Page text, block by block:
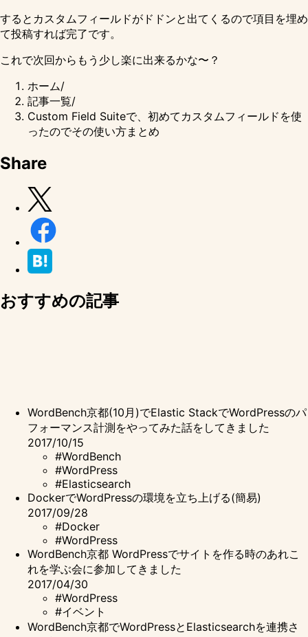
するとカスタムフィールドがドドンと出てくるので項目を埋め
て投稿すれば完了です。
これで次回からもう少し楽に出来るかな〜？
ホーム/
記事一覧/
Custom Field Suiteで、初めてカスタムフィールドを使
ったのでその使い方まとめ
Share
おすすめの記事
WordBench京都(10月)でElastic StackでWordPressのパ
フォーマンス計測をやってみた話をしてきました
2017/10/15
#WordBench
#WordPress
#Elasticsearch
DockerでWordPressの環境を立ち上げる(簡易)
2017/09/28
#Docker
#WordPress
WordBench京都 WordPressでサイトを作る時のあれこ
れを学ぶ会に参加してきました
2017/04/30
#WordPress
#イベント
WordBench京都でWordPressとElasticsearchを連携さ